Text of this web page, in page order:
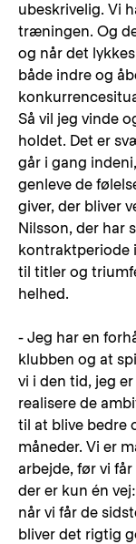
ubeskrivelig. Vi
træningen. Og
og når det
både indre og
Så vil jeg vinde
holdet. Det er
går i gang
genleve de
giver, der bliver
Nilsson, der har
kontraktperiode
til titler og
helhed.
- Jeg har en
klubben og at
vi i den tid, jeg
realisere de
til at blive bedre
måneder. Vi er
arbejde, før vi
der er kun én
når vi får de
bliver det rigtig